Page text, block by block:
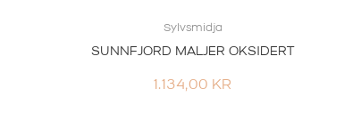
Sylvsmidja
SUNNFJORD MALJER OKSIDERT
1.134,00 KR